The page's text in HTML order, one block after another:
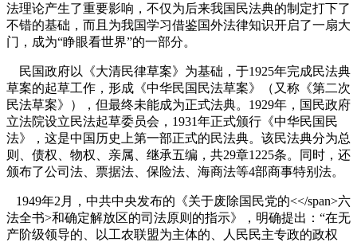
法理论产生了重要影响，不仅为后来我国民法典的制定打下了
不错的基础，而且为我国学习借鉴国外法律知识开启了一扇大
门，成为“睁眼看世界”的一部分。
民国政府以《大清民律草案》为基础，于1925年完成民法典
草案的起草工作，形成《中华民国民法草案》（又称《第二次
民法草案》），但最终未能成为正式法典。 1929年，国民政府
立法院设立民法起草委员会， 1931年正式颁行《中华民国民
法》，这是中国历史上第一部正式的民法典。该民法典分为总
则、债权、物权、亲属、继承五编，共29章1225条。同时，还
颁布了公司法、票据法、保险法、海商法等4部商事特别法。
1949年2 月，中共中央发布的《关于废除国民党的<</span>六
法全书>和确定解放区的司法原则的指示》，明确提出：“在无
产阶级领导的、以工农联盟为主体的、人民民主专政的政权